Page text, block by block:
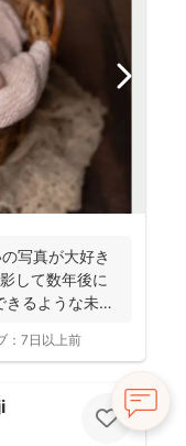
写真が大好き
して数年後に
きるような未来
： 7日以上前